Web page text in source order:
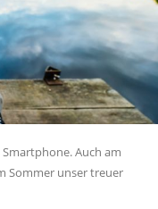
Auch am
Sommer unser treuer